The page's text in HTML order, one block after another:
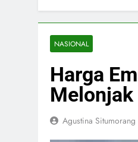
NASIONAL
Harga
Agustina Situmorang